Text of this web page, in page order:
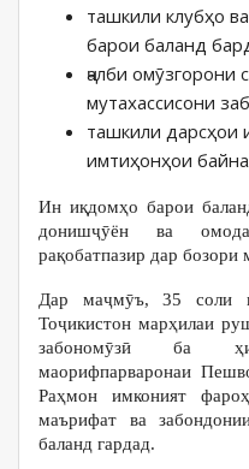
ташкили клубҳо
барои баланд
ҷалби омӯзгорони
мутахассисони
ташкили дарсҳои
имтиҳонҳои
Ин иқдомҳо барои
донишҷӯён ва омода
рақобатпазир дар
Дар маҷмӯъ, 35 соли
Тоҷикистон марҳилаи
забономӯзӣ ба
маорифпарваронаи
Раҳмон имконият
маърифат ва
баланд гардад.